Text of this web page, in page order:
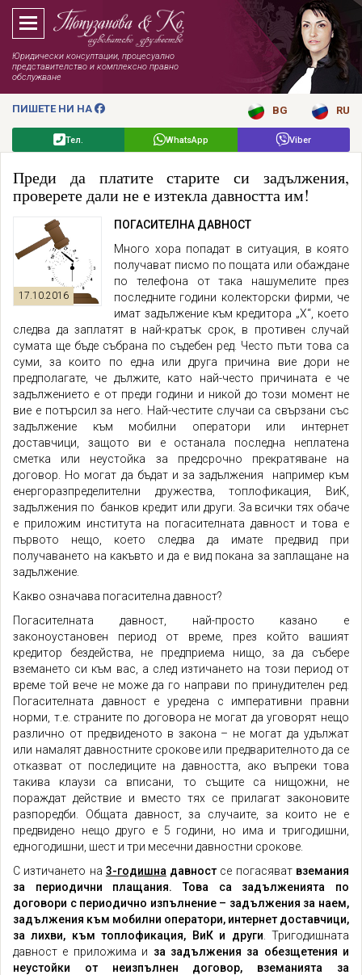
Юридически консултации, процесуално
представителство и комплексно правно
обслужване
ПИШЕТЕ НИ НА BG RU
Тел. WhatsApp Viber
Преди да платите старите си задължения,
проверете дали не е изтекла давността им!
17.10.2016
ПОГАСИТЕЛНА ДАВНОСТ
Много хора попадат в ситуация, в която
получават писмо по пощата или обаждане
по телефона от така нашумелите през
последните години колекторски фирми, че
имат задължение към кредитора „Х“, което
следва да заплатят в най-кратък срок, в противен случай
сумата ще бъде събрана по съдебен ред. Често пъти това са
суми, за които по една или друга причина вие дори не
предполагате, че дължите, като най-често причината е че
задължението е от преди години и никой до този момент не
вие е потърсил за него. Най-честите случаи са свързани със
задължение към мобилни оператори или интернет
доставчици, защото ви е останала последна неплатена
сметка или неустойка за предсрочно прекратяване на
договор. Но могат да бъдат и за задължения например към
енергоразпределителни дружества, топлофикация, ВиК,
задължения по банков кредит или други. За всички тях обаче
е приложим института на погасителната давност и това е
първото нещо, което следва да имате предвид при
получаването на какъвто и да е вид покана за заплащане на
задължение.
Какво означава погасителна давност?
Погасителната давност, най-просто казано е
законоустановен период от време, през който вашият
кредитор бездейства, не предприема нищо, за да събере
вземането си към вас, а след изтичането на този период от
време той вече не може да го направи по принудителен ред.
Погасителната давност е уредена с императивни правни
норми, т.е. страните по договора не могат да уговорят нещо
различно от предвиденото в закона – не могат да удължат
или намалят давностните срокове или предварителното да се
отказват от последиците на давността, ако въпреки това
такива клаузи са вписани, то същите са нищожни, не
пораждат действие и вместо тях се прилагат законовите
разпоредби. Общата давност, за случаите, за които не е
предвидено нещо друго е 5 години, но има и тригодишни,
едногодишни, шест и три месечни давностни срокове.
С изтичането на 3-годишна давност се погасяват вземания
за периодични плащания. Това са задълженията по
договори с периодично изпълнение – задължения за наем,
задължения към мобилни оператори, интернет доставчици,
за лихви, към топлофикация, ВиК и други . Тригодишната
давност е приложима и за задължения за обезщетения и
неустойки от неизпълнен договор, вземанията за